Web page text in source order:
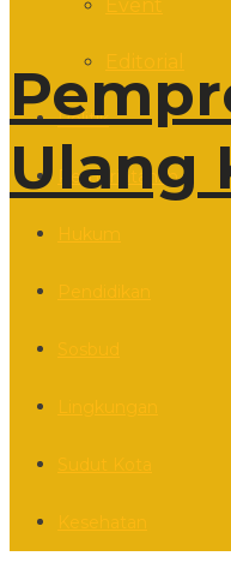
Politik
Pemerintahan
Ulang